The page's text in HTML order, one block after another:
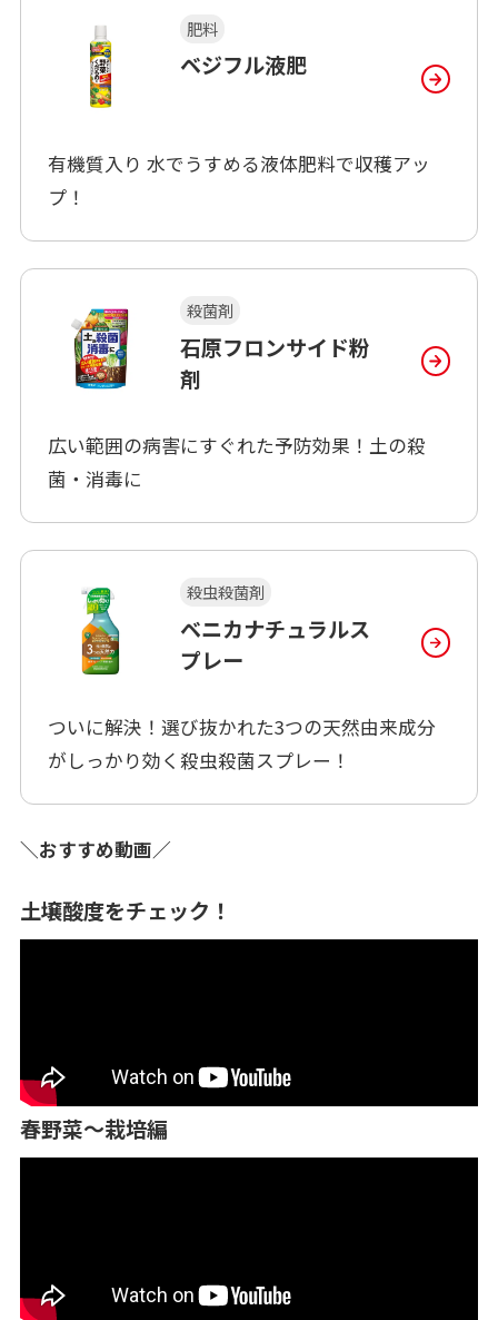
肥料
ベジフル液肥
有機質入り 水でうすめる液体肥料で収穫アッ
プ！
殺菌剤
石原フロンサイド粉
剤
広い範囲の病害にすぐれた予防効果！土の殺
菌・消毒に
殺虫殺菌剤
ベニカナチュラルス
プレー
ついに解決！選び抜かれた3つの天然由来成分
がしっかり効く殺虫殺菌スプレー！
＼おすすめ動画／
土壌酸度をチェック！
春野菜～栽培編